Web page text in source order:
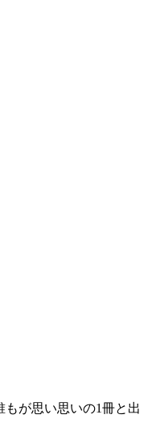
が思い思いの1冊と出